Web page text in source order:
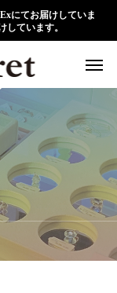
にてお届けしていま
ています。